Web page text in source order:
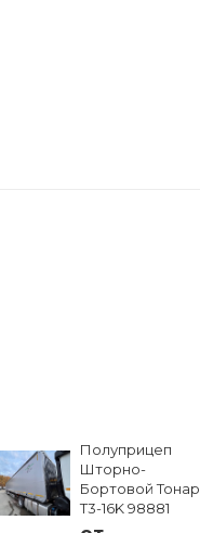
Полуприцеп
Шторно-
Бортовой Тонар
Т3-16K 98881